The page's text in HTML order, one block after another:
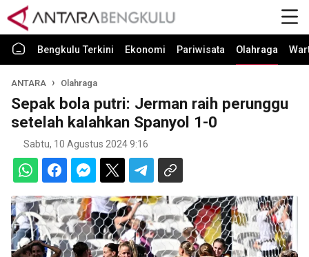
Bengkulu Terkini Ekonomi Pariwisata Olahraga
ANTARA Olahraga
Sepak bola putri: Jerman raih perunggu
setelah kalahkan Spanyol 1-0
Sabtu, 10 Agustus 2024 9:16